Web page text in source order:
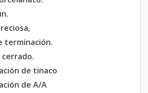
terminación.
de tinaco
de A/A